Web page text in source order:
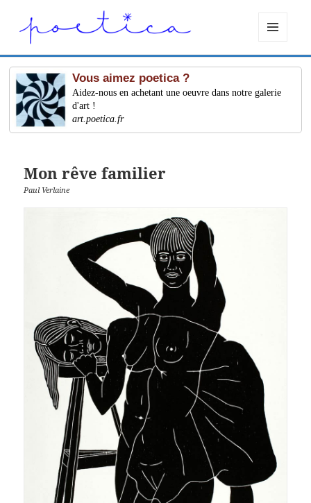
ET
WIDGETS
Vous aimez poetica ?
Aidez-nous en achetant une oeuvre dans notre galerie
d'art !
art.poetica.fr
Mon rêve familier
Paul Verlaine